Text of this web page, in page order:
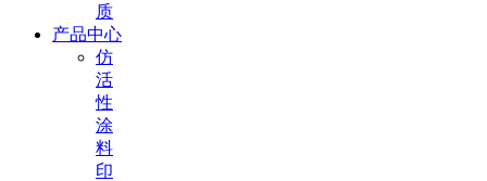
质
产品中心
仿
活
性
涂
料
印